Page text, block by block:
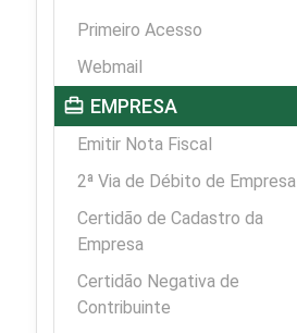
Primeiro Acesso
Webmail
card_travel EMPRESA
Emitir Nota Fiscal
2ª Via de Débito de Empresa
Certidão de Cadastro da
Empresa
Certidão Negativa de
Contribuinte